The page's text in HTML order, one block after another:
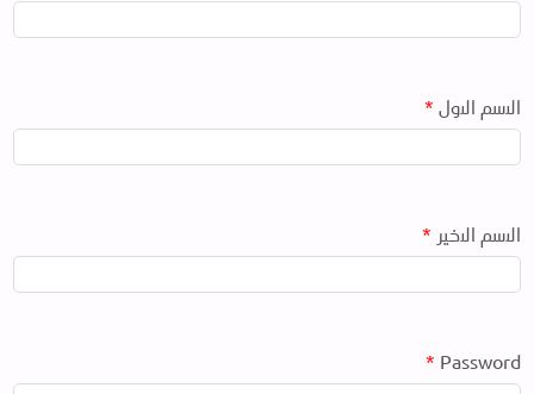
الاسم الاول*
الاسم الاخير*
Password
*